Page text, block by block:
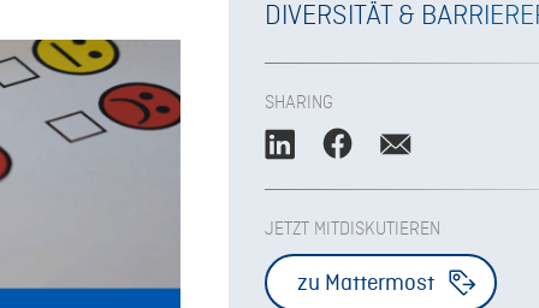
DIVERSITÄT &
SHARING
JETZT MITDISKUTIEREN
zu Mattermost